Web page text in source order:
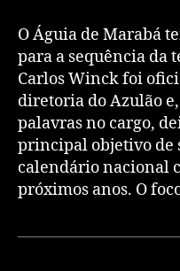
​O Águia de Marabá
para a sequência da
Carlos Winck foi
diretoria do Azulão
palavras no cargo,
principal objetivo de
calendário nacional
próximos anos. ​O